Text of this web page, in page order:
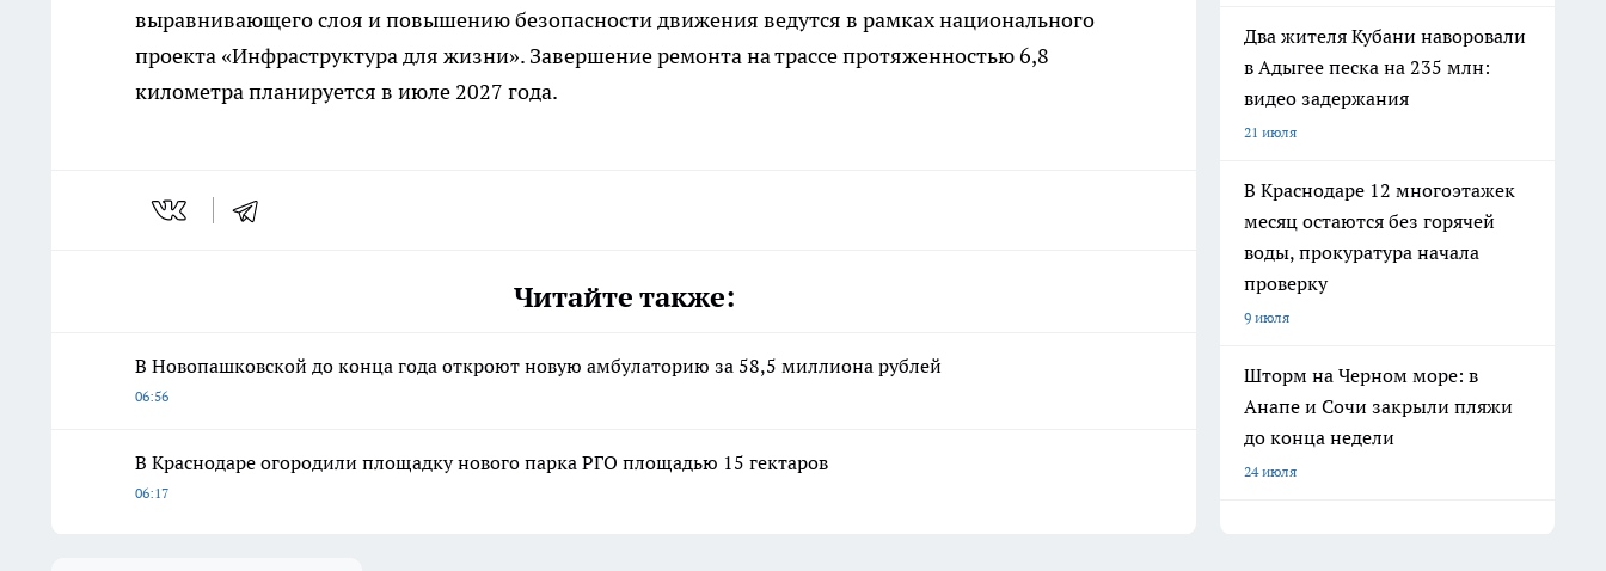
выравнивающего слоя и повышению безопасности движения ведутся в рамках национального
проекта «Инфраструктура для жизни». Завершение ремонта на трассе протяженностью 6,8
километра планируется в июле 2027 года.
Читайте также:
В Новопашковской до конца года откроют новую амбулаторию за 58,5 миллиона рублей
06:56
В Краснодаре огородили площадку нового парка РГО площадью 15 гектаров
06:17
Два жителя Кубани наворовали
в Адыгее песка на 235 млн:
видео задержания
21 июля
В Краснодаре 12 многоэтажек
месяц остаются без горячей
воды, прокуратура начала
проверку
9 июля
Шторм на Черном море: в
Анапе и Сочи закрыли пляжи
до конца недели
24 июля